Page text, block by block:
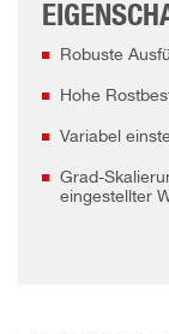
Robuste
Hohe
Variabel
Grad-
eingestellter